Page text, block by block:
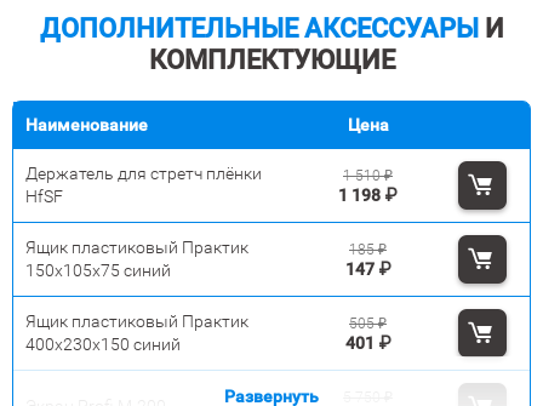
ДОПОЛНИТЕЛЬНЫЕ АКСЕССУАРЫ И
КОМПЛЕКТУЮЩИЕ
Наименование Цена
Держатель для стретч плёнки
HfSF
1 198 ₽
1 510₽
Ящик пластиковый Практик
150х105х75 синий
147 ₽
185₽
Ящик пластиковый Практик
400x230x150 синий
401 ₽
505₽
Развернуть